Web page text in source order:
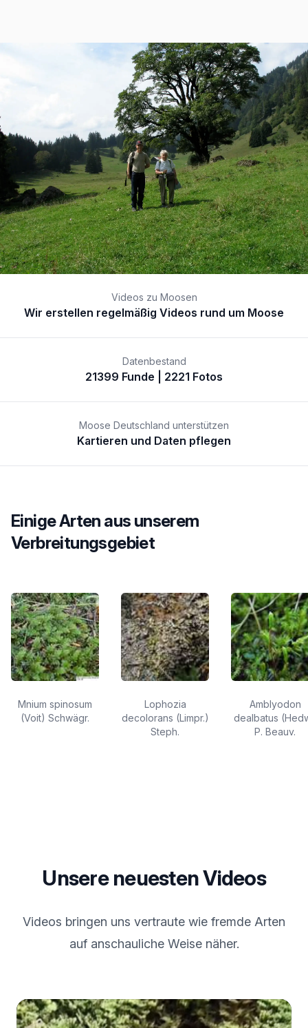
Videos zu Moosen
Wir erstellen regelmäßig Videos rund um Moose
Datenbestand
21399 Funde | 2221 Fotos
Moose Deutschland unterstützen
Kartieren und Daten pflegen
Einige Arten aus unserem
Verbreitungsgebiet
Mnium spinosum
(Voit) Schwägr.
Lophozia
decolorans (Limpr.)
Steph.
Amblyodon
dealbatus
P. Beauv.
Unsere neuesten Videos
Videos bringen uns vertraute wie fremde Arten
auf anschauliche Weise näher.